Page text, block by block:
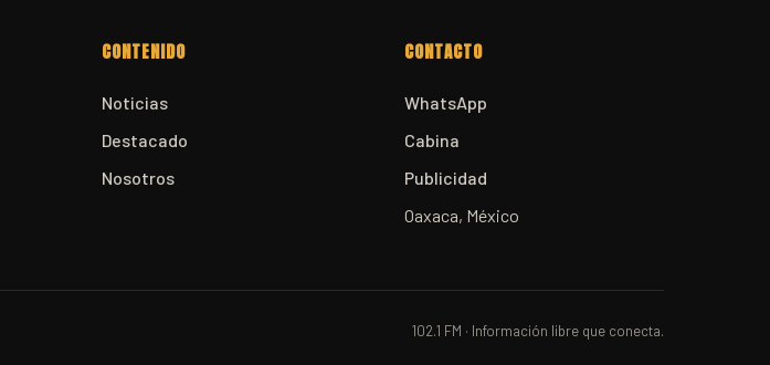
CONTENIDO
Noticias
Destacado
Nosotros
CONTACTO
WhatsApp
Cabina
Publicidad
Oaxaca, México
102.1 FM · Información libre que conecta.